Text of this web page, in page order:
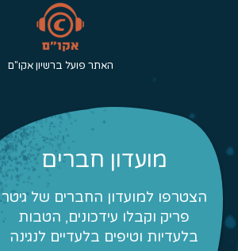
האתר פועל ברשיון אקו"ם
מועדון חברים
הצטרפו למועדון החברים של גיטר
פריק וקבלו עידכונים, הטבות
בלעדיות וטיפים בלעדיים לנגינה